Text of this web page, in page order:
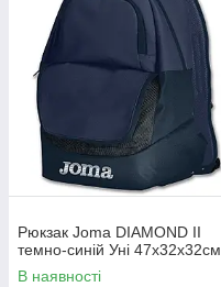
Рюкзак Joma DIAMOND II
темно-синій Уні 47х32х32см
В наявності